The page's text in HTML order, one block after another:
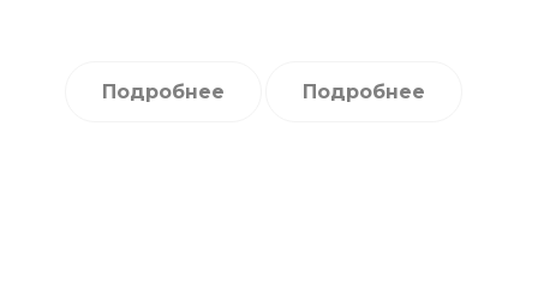
Подробнее Подробнее